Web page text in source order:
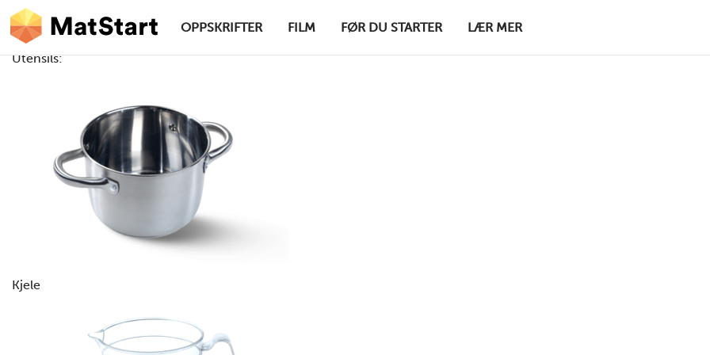
Hopp til hovedinnhold
hovednavigasjonsskrivebordsversjon
OPPSKRIFTER FILM FØR DU STARTER LÆR MER
Utensils:
Kjele